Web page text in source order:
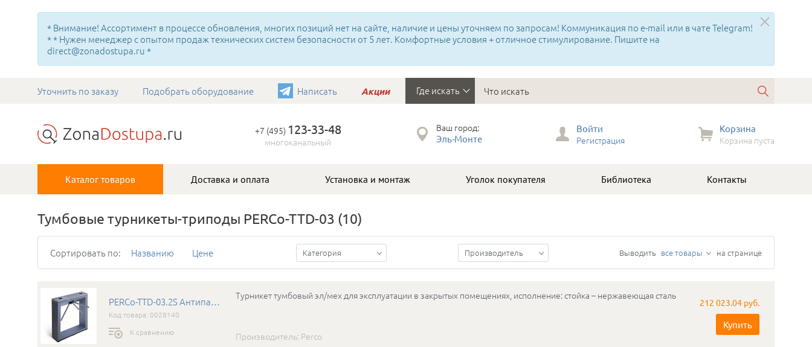
* Внимание! Ассортимент в процессе обновления, многих позиций нет на сайте, наличие и цены уточняем по запросам! Коммуникация по e-mail или в чате Telegram!
* * Нужен менеджер с опытом продаж технических систем безопасности от 5 лет. Комфортные условия + отличное стимулирование. Пишите на
direct@zonadostupa.ru *
Уточнить по заказу Подобрать оборудование Написать Акции Где искать
+7 (495) 123-33-48
многоканальный
Ваш город:
Эль-Монте
Войти
Регистрация
Корзина
Корзина пуста
Каталог товаров Доставка и оплата Установка и монтаж Уголок покупателя Библиотека Контакты
Тумбовые турникеты-триподы PERCo-TTD-03 (10)
Сортировать по: Названию Цене Категория Производитель Выводить все товары на странице
PERCo-TTD-03.2S Антипаника
Код товара: 0028140
К сравнению
Турникет тумбовый эл/мех для эксплуатации в закрытых помещениях, исполнение: стойка – нержавеющая сталь
Производитель: Perco
212 023.04 руб.
Купить